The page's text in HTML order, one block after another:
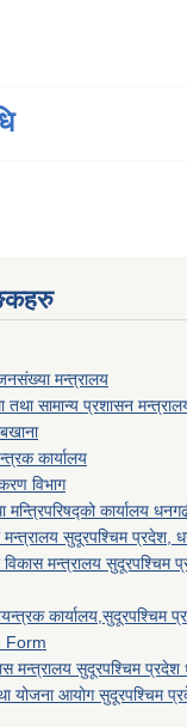
मन्त्रालय
तथा सामान्य प्रशासन
कार्यालय
विभाग
मन्त्रिपरिषद्को कार्यालय
मन्त्रालय सुदूरपश्चिम प्रदेश,
विकास मन्त्रालय सुदूरपश्चिम
कार्यालय,सुदूरपश्चिम
Form
मन्त्रालय सुदूरपश्चिम
योजना आयोग सुदूरपश्चिम